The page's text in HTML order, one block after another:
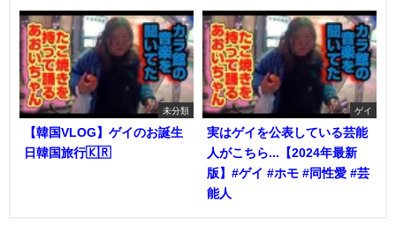
未分類
【韓国VLOG】ゲイのお誕生
日韓国旅行🇰🇷
ゲイ
実はゲイを公表している芸能
人がこちら...【2024年最新
版】#ゲイ #ホモ #同性愛 #芸
能人